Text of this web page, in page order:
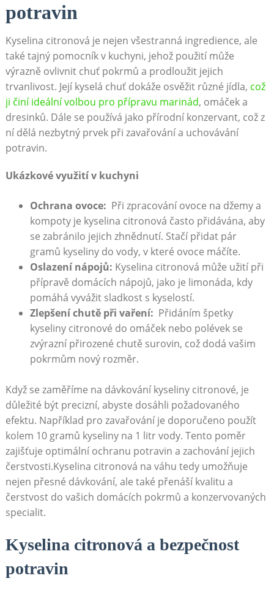
⁣potravin
Kyselina citronová je​ nejen všestranná ingredience, ale
také ‌tajný pomocník​ v kuchyni, jehož použití může
výrazně‍ ovlivnit chuť pokrmů a prodloužit⁤ jejich
trvanlivost.‍ Její kyselá chuť dokáže osvěžit různé⁢ jídla, což
ji činí ideální volbou pro přípravu marinád, omáček a
dresinků. Dále se ‌používá jako přírodní konzervant, což z
ní dělá nezbytný prvek při​ zavařování ⁤a uchovávání
potravin.
Ukázkové využití v kuchyni
Ochrana ovoce: ⁣ Při zpracování ovoce na⁣ džemy a
kompoty je kyselina citronová často přidávána, aby
se zabránilo jejich​ zhnědnutí. Stačí přidat ​pár
gramů kyseliny do vody, v které ovoce ‍máčíte.
Oslazení‌ nápojů: Kyselina citronová může užití při
přípravě domácích nápojů,⁤ jako je limonáda, kdy
pomáhá⁤ vyvážit sladkost s kyselostí.
Zlepšení‌ chutě při vaření: ⁤ Přidáním špetky
⁣kyseliny citronové do omáček nebo polévek⁢ se
zvýrazní přirozené chutě surovin, což​ dodá ⁤vašim
⁣pokrmům ⁣nový rozměr.
Když se zaměříme na dávkování ‍kyseliny citronové, je​
důležité být⁤ precizní, abyste dosáhli požadovaného
efektu. Například⁢ pro⁣ zavařování je doporučeno‌ použít
kolem 10 gramů kyseliny na 1 litr vody. Tento poměr
zajišťuje optimální ‌ochranu potravin a zachování jejich‌
čerstvosti.Kyselina citronová na ‌váhu tedy ​umožňuje
nejen‌ přesné dávkování, ale ⁤také přenáší kvalitu a
čerstvost do vašich domácích pokrmů ⁢a⁣ konzervovaných
specialit.
Kyselina citronová a‌ bezpečnost
potravin